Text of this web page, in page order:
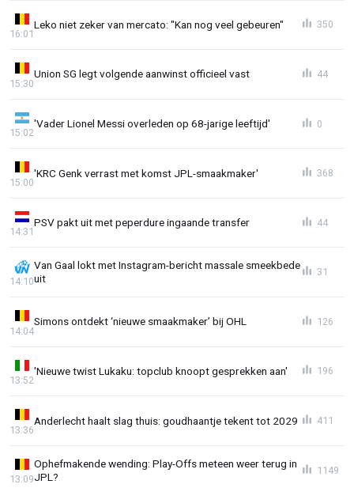
Leko niet zeker van mercato: "Kan nog veel gebeuren"
16:01
350
Union SG legt volgende aanwinst officieel vast
15:30
44
'Vader Lionel Messi overleden op 68-jarige leeftijd'
15:02
0
'KRC Genk verrast met komst JPL-smaakmaker'
15:00
368
PSV pakt uit met peperdure ingaande transfer
14:31
44
Van Gaal lokt met Instagram-bericht massale smeekbede
uit
14:10
31
Simons ontdekt ‘nieuwe smaakmaker’ bij OHL
14:04
126
'Nieuwe twist Lukaku: topclub knoopt gesprekken aan'
13:52
196
Anderlecht haalt slag thuis: goudhaantje tekent tot 2029
13:36
411
Ophefmakende wending: Play-Offs meteen weer terug in
JPL?
13:09
1149